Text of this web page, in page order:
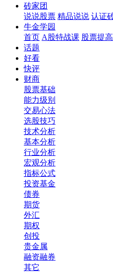
砖家团
说说股票 精品说说 认证
牛金学园
首页 A股特战课 股票提
话题
好看
快评
财商
股票基础
能力级别
交易心法
选股技巧
技术分析
基本分析
行业分析
宏观分析
指标公式
投资基金
债券
期货
外汇
期权
创投
贵金属
融资融券
其它